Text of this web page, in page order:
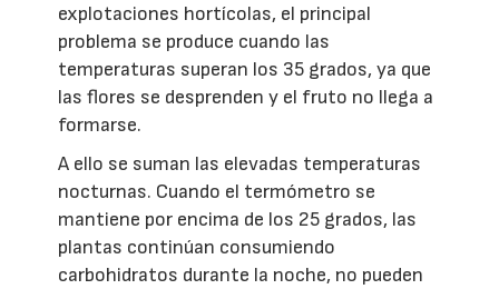
explotaciones hortícolas, el principal
problema se produce cuando las
temperaturas superan los 35 grados, ya que
las flores se desprenden y el fruto no llega a
formarse.
A ello se suman las elevadas temperaturas
nocturnas. Cuando el termómetro se
mantiene por encima de los 25 grados, las
plantas continúan consumiendo
carbohidratos durante la noche, no pueden